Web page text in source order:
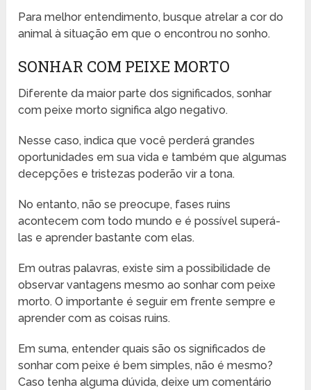
Para melhor entendimento, busque atrelar a cor do
animal à situação em que o encontrou no sonho.
SONHAR COM PEIXE MORTO
Diferente da maior parte dos significados, sonhar
com peixe morto significa algo negativo.
Nesse caso, indica que você perderá grandes
oportunidades em sua vida e também que algumas
decepções e tristezas poderão vir a tona.
No entanto, não se preocupe, fases ruins
acontecem com todo mundo e é possível superá-
las e aprender bastante com elas.
Em outras palavras, existe sim a possibilidade de
observar vantagens mesmo ao sonhar com peixe
morto. O importante é seguir em frente sempre e
aprender com as coisas ruins.
Em suma, entender quais são os significados de
sonhar com peixe é bem simples, não é mesmo?
Caso tenha alguma dúvida, deixe um comentário